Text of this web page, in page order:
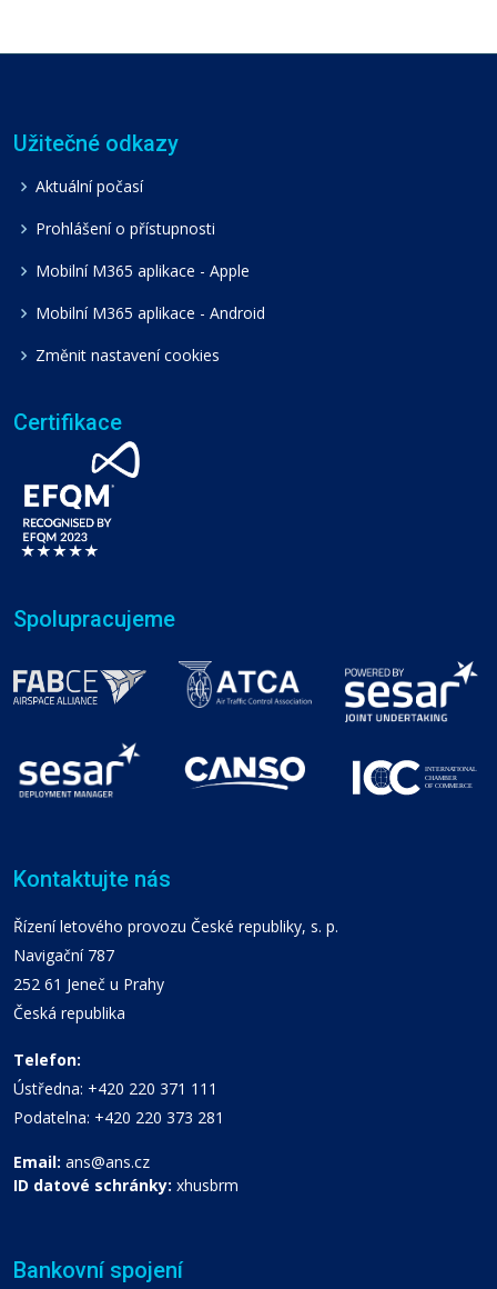
Užitečné odkazy
Aktuální počasí
Prohlášení o přístupnosti
Mobilní M365 aplikace - Apple
Mobilní M365 aplikace - Android
Změnit nastavení cookies
Certifikace
Spolupracujeme
Kontaktujte nás
Řízení letového provozu České republiky, s. p.
Navigační 787
252 61 Jeneč u Prahy
Česká republika
Telefon:
Ústředna: +420 220 371 111
Podatelna: +420 220 373 281
Email: ans@ans.cz
ID datové schránky: xhusbrm
Bankovní spojení